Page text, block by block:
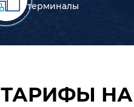
терминалы
ТАРИФЫ НА